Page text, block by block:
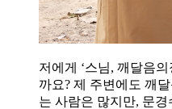
저에게 ‘스님, 깨달음
까요? 제 주변에도 깨
는 사람은 많지만, 문경